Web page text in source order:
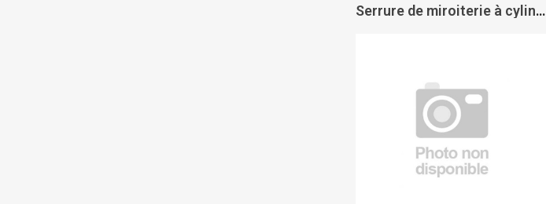
Serrure de miroiterie à cylindre à béquille et bouton Lagune 4037 - ASSA ABLOY